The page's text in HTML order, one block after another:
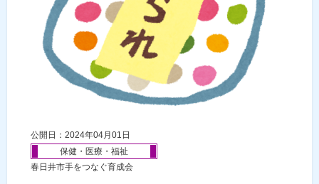
公開日：2024年04月01日
保健・医療・福祉
春日井市手をつなぐ育成会